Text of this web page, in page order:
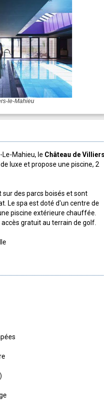
le-Mahieu
Mahieu, le Château de
luxe et propose une piscine, 2
des parcs boisés et sont
Le spa est doté d'un centre de
piscine extérieure chauffée.
gratuit au terrain de golf.